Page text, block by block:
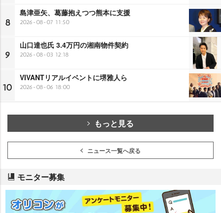
8
島津亜矢、葛藤抱えつつ熊本に支援
2026-08-07 11:50
9
山口達也氏 3.4万円の湘南物件契約
2026-08-03 12:18
10
VIVANTリアルイベントに堺雅人ら
2026-08-06 18:00
もっと見る
ニュース一覧へ戻る
モニター募集